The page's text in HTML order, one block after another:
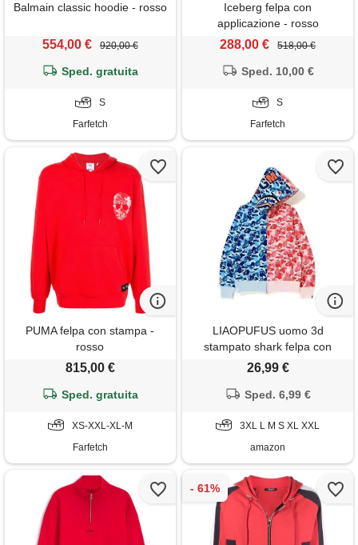
Balmain classic hoodie - rosso
554,00 € 920,00 €
Sped. gratuita
S
Farfetch
Iceberg felpa con
applicazione - rosso
288,00 € 518,00 €
Sped. 10,00 €
S
Farfetch
PUMA felpa con stampa -
rosso
815,00 €
Sped. gratuita
XS-XXL-XL-M
Farfetch
LIAOPUFUS uomo 3d
stampato shark felpa con
cappuccio hip hop a maniche
mimetica moda street
26,99 €
Sped. 6,99 €
3XL L M S XL XXL
amazon